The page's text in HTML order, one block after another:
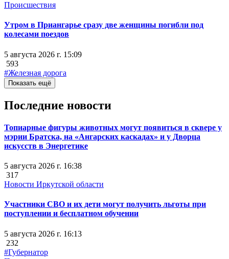
Происшествия
Утром в Приангарье сразу две женщины погибли под
колесами поездов
5 августа 2026 г. 15:09
593
#Железная дорога
Показать ещё
Последние новости
Топиарные фигуры животных могут появиться в сквере у
мэрии Братска, на «Ангарских каскадах» и у Дворца
искусств в Энергетике
5 августа 2026 г. 16:38
317
Новости Иркутской области
Участники СВО и их дети могут получить льготы при
поступлении и бесплатном обучении
5 августа 2026 г. 16:13
232
#Губернатор